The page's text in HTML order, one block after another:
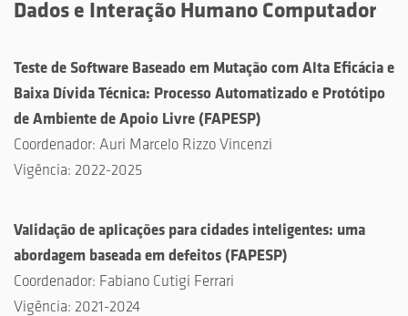
Dados e Interação Humano Computador
Teste de Software Baseado em Mutação com Alta Eficácia e
Baixa Dívida Técnica: Processo Automatizado e Protótipo
de Ambiente de Apoio Livre ( FAPESP)
Coordenador: Auri Marcelo Rizzo Vincenzi
Vigência: 2022-2025
Validação de aplicações para cidades inteligentes: uma
abordagem baseada em defeitos ( FAPESP)
Coordenador: Fabiano Cutigi Ferrari
Vigência: 2021-2024